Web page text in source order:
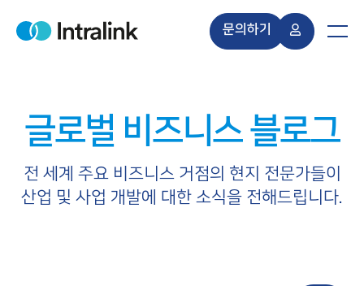
H
문의하기
M
글로벌 비즈니스 블로그
전 세계 주요 비즈니스 거점의 현지 전문가들이
산업 및 사업 개발에 대한 소식을 전해드립니다.